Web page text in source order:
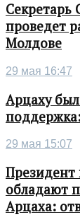
Секретарь
проведет
Молдове
29 мая 16:47
Арцаху
29 мая 15:07
Президент
обладают
Арцаха: